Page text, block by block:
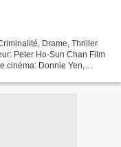
Drame, Thriller
Peter Ho-Sun Chan Film
cinéma: Donnie Yen,